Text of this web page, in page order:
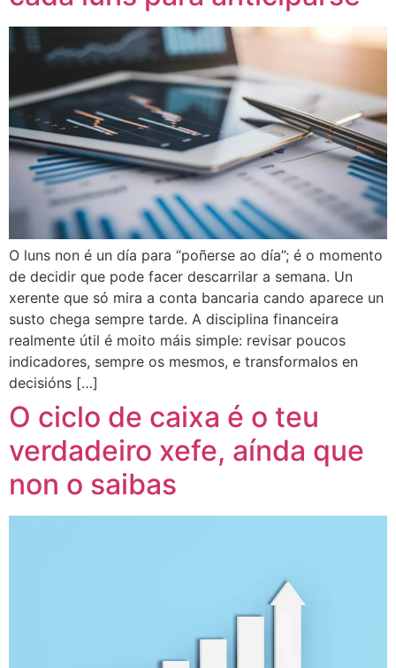
O luns non é un día para “poñerse ao día”; é o momento
de decidir que pode facer descarrilar a semana. Un
xerente que só mira a conta bancaria cando aparece un
susto chega sempre tarde. A disciplina financeira
realmente útil é moito máis simple: revisar poucos
indicadores, sempre os mesmos, e transformalos en
decisións […]
O ciclo de caixa é o teu
verdadeiro xefe, aínda que
non o saibas